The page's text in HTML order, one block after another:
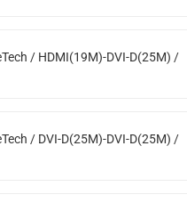
/ HDMI(19M)-DVI-D(25M) /
/ DVI-D(25M)-DVI-D(25M) /